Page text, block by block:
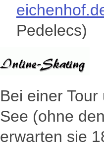
Pedelecs)
Bei einer
See (ohne
erwarten sie